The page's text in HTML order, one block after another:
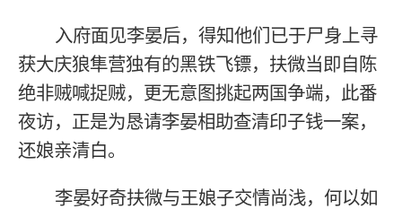
入府面见李晏后，得知他们已于尸身上寻
获大庆狼隼营独有的黑铁飞镖，扶微当即自陈
绝非贼喊捉贼，更无意图挑起两国争端，此番
夜访，正是为恳请李晏相助查清印子钱一案，
还娘亲清白。
李晏好奇扶微与王娘子交情尚浅，何以如